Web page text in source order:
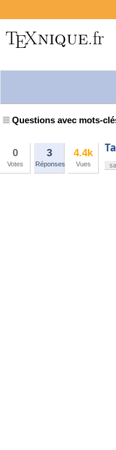
Questions avec mots-
0
Votes
3
Réponses
4.4k
Vues